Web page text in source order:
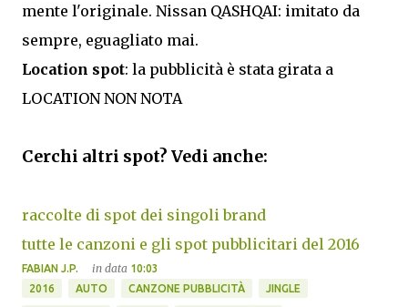
mente l'originale. Nissan QASHQAI: imitato da
sempre, eguagliato mai.
Location spot: la pubblicità è stata girata a
LOCATION NON NOTA
Cerchi altri spot? Vedi anche:
raccolte di spot dei singoli brand
tutte le canzoni e gli spot pubblicitari del 2016
FABIAN J.P. in data 10:03
2016
AUTO CANZONE PUBBLICITÀ JINGLE